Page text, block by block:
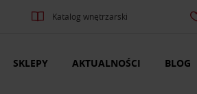
Katalog wnętrzarski
SKLEPY AKTUALNOŚCI BLOG